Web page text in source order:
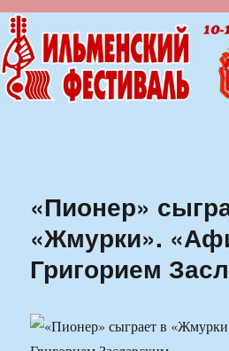
Ильменский
«Пионер»
«Жмурки».
Григорием